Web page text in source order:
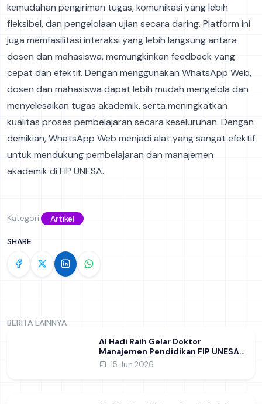
kemudahan pengiriman tugas, komunikasi yang lebih
fleksibel, dan pengelolaan ujian secara daring. Platform ini
juga memfasilitasi interaksi yang lebih langsung antara
dosen dan mahasiswa, memungkinkan feedback yang
cepat dan efektif. Dengan menggunakan WhatsApp Web,
dosen dan mahasiswa dapat lebih mudah mengelola dan
menyelesaikan tugas akademik, serta meningkatkan
kualitas proses pembelajaran secara keseluruhan. Dengan
demikian, WhatsApp Web menjadi alat yang sangat efektif
untuk mendukung pembelajaran dan manajemen
akademik di FIP UNESA.
Kategori: Artikel
SHARE
BERITA LAINNYA
Al Hadi Raih Gelar Doktor
Manajemen Pendidikan FIP UNESA
melalui Riset Pembentukan
15 Jun 2026